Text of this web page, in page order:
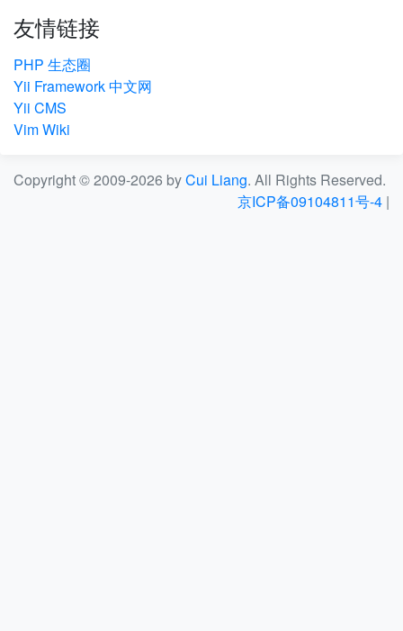
友情链接
PHP 生态圈
Yii Framework 中文网
Yii CMS
Vim Wiki
Copyright © 2009-2026 byCui Liang. All Rights Reserved.
京ICP备09104811号-4 |